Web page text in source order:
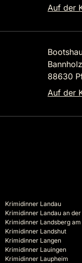
Auf der
88630
Auf der
Krimidinner Landau
Krimidinner Landau an
Krimidinner Landsberg
Krimidinner Landshut
Krimidinner Langen
Krimidinner Lauingen
Krimidinner Laupheim